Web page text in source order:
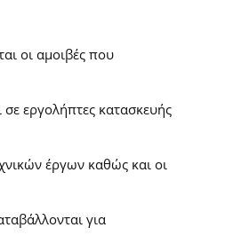
οι αμοιβές που
σε εργολήπτες κατασκευής
έργων καθώς και οι
για